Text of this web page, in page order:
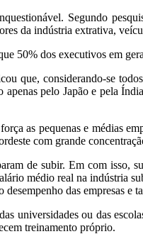
Segundo
da indústria extrativa,
50% dos executivos em
que, considerando-se
pelo Japão e pela
as pequenas e médias
com grande
de subir. Em com isso,
médio real na indústria
das empresas
universidades ou das
treinamento próprio.